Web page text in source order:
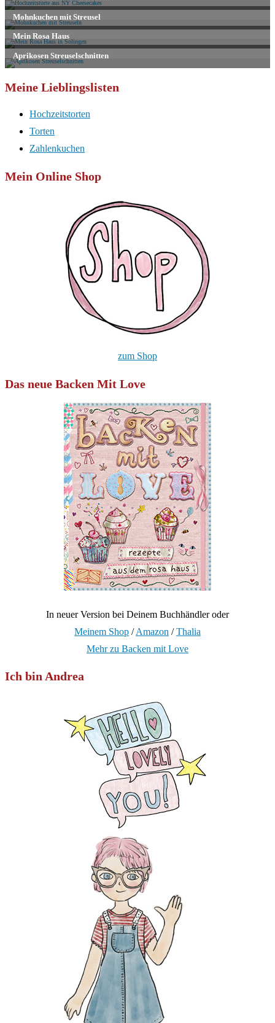
Meine Lieblingslisten
Hochzeitstorten
Torten
Zahlenkuchen
Mein Online Shop
zum Shop
Das neue Backen Mit Love
In neuer Version bei Deinem Buchhändler oder
Meinem Shop /Amazon /Thalia
Mehr zu Backen mit Love
Ich bin Andrea